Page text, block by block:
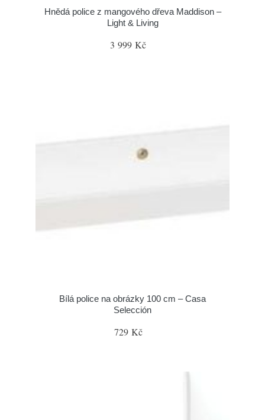
Hnědá police z mangového dřeva Maddison –
Light & Living
3 999 Kč
Bílá police na obrázky 100 cm – Casa
Selección
729 Kč